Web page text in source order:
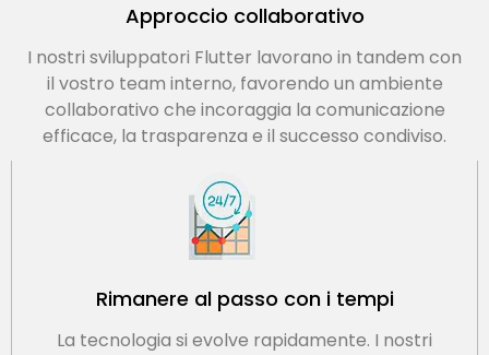
Approccio collaborativo
I nostri sviluppatori Flutter lavorano in tandem con
il vostro team interno, favorendo un ambiente
collaborativo che incoraggia la comunicazione
efficace, la trasparenza e il successo condiviso.
Rimanere al passo con i tempi
La tecnologia si evolve rapidamente. I nostri